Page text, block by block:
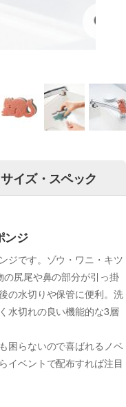
サイズ・スペック
ンジ
ジです。ゾウ・ワニ・キツ
尻尾や鼻の部分が引っ掛
の水切りや保管に便利。洗
水切れの良い機能的な3層
困らないので喜ばれるノベ
イベントで配布すれば注目